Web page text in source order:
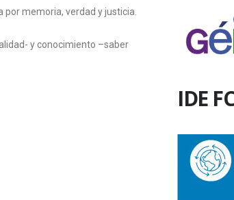
memoria, verdad y justicia.
y conocimiento –saber
IDE